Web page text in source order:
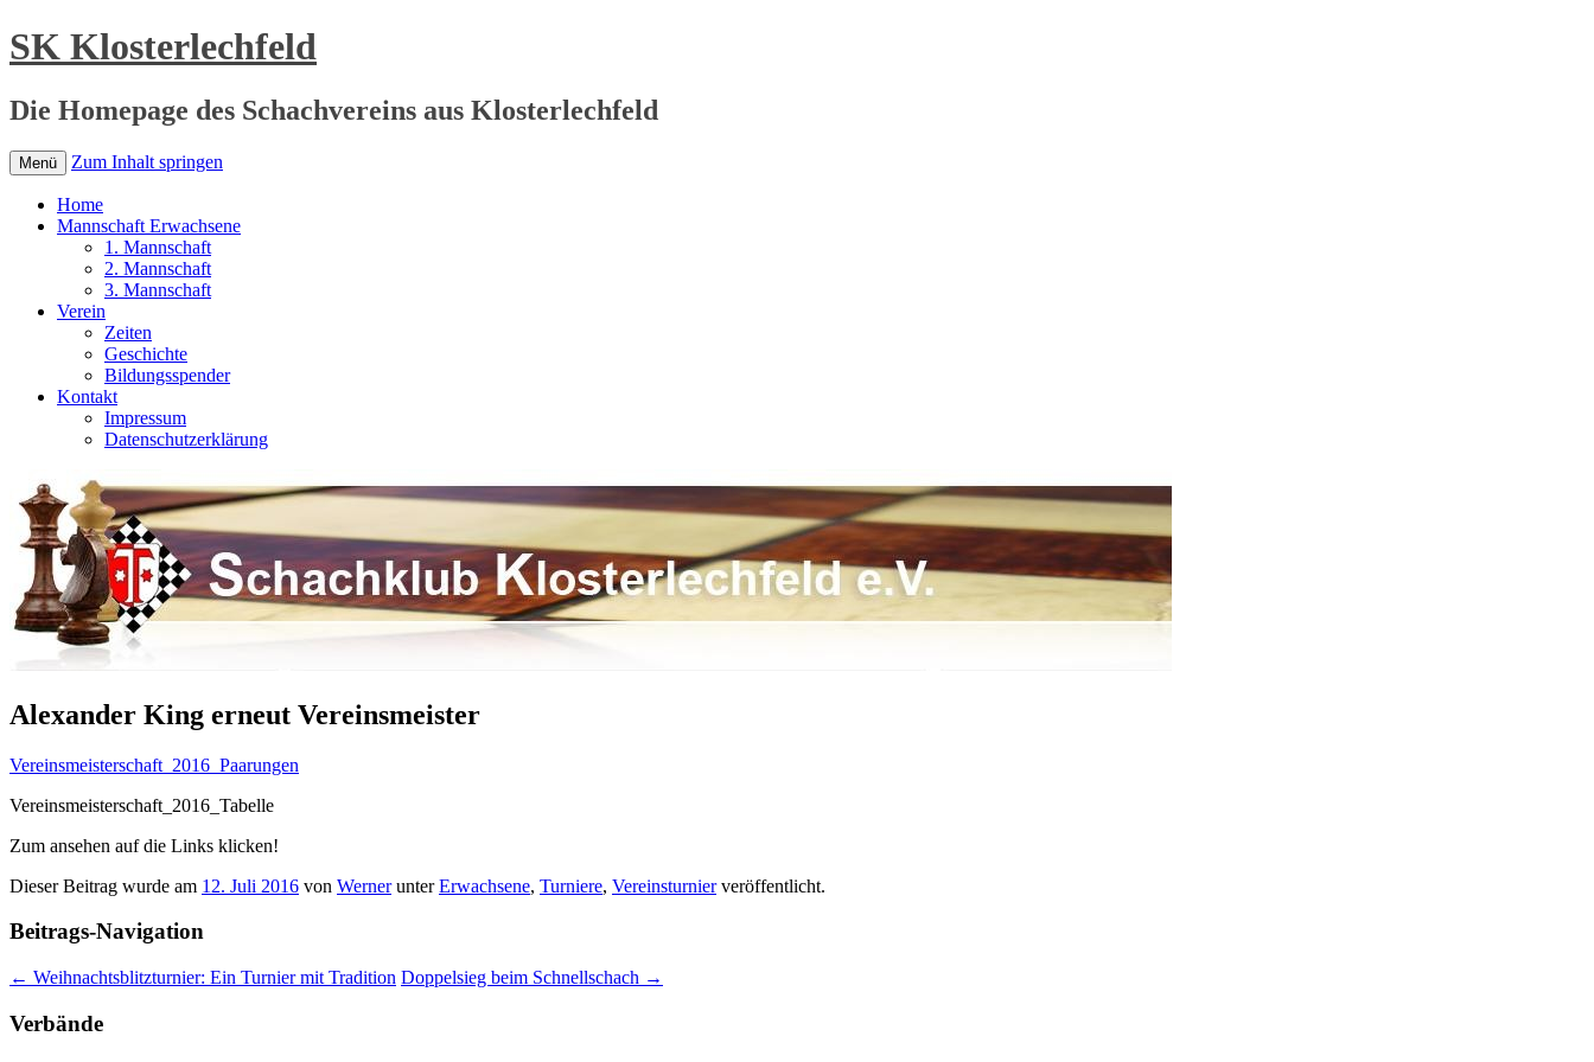
SK Klosterlechfeld
Die Homepage des Schachvereins aus Klosterlechfeld
Menü Zum Inhalt springen
Home
Mannschaft Erwachsene
1. Mannschaft
2. Mannschaft
3. Mannschaft
Verein
Zeiten
Geschichte
Bildungsspender
Kontakt
Impressum
Datenschutzerklärung
Alexander King erneut Vereinsmeister
Vereinsmeisterschaft_2016_Paarungen
Vereinsmeisterschaft_2016_Tabelle
Zum ansehen auf die Links klicken!
Dieser Beitrag wurde am 12. Juli 2016 von WernerunterErwachsene, Turniere, Vereinsturnierveröffentlicht.
Beitrags-Navigation
← Weihnachtsblitzturnier: Ein Turnier mit Tradition Doppelsieg beim Schnellschach →
Verbände